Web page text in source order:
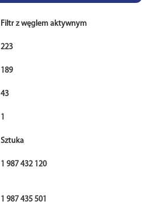
Filtr z węglem aktywnym
223
189
43
1
Sztuka
1 987 432 120
1 987 435 501